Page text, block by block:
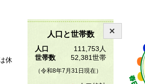
人口と世帯数
人口
111,753人
世帯数
52,381世帯
（令和8年7月31日現在）
休